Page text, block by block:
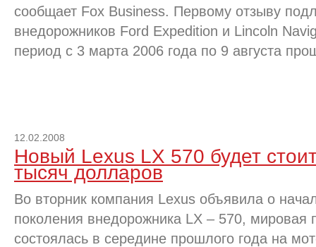
сообщает Fox Business. Первому отзыву
внедорожников Ford Expedition и Lincoln
период с 3 марта 2006 года по 9 августа
12.02.2008
Новый Lexus LX 570 будет
тысяч долларов
Во вторник компания Lexus объявила о
поколения внедорожника LX – 570, мировая
состоялась в середине прошлого года на